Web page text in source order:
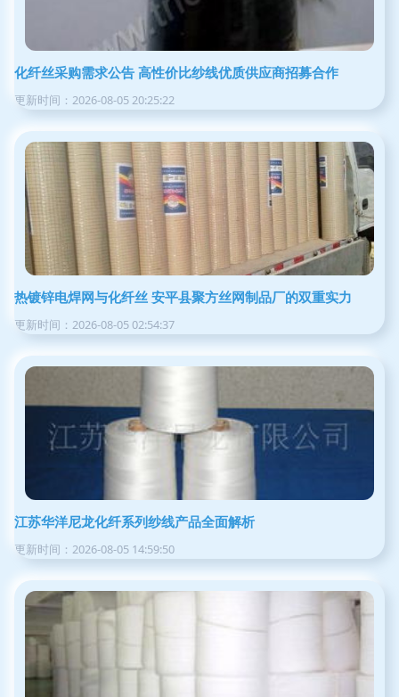
化纤丝采购需求公告 高性价比纱线优质供应商招募合作
更新时间：2026-08-05 20:25:22
热镀锌电焊网与化纤丝 安平县聚方丝网制品厂的双重实力
更新时间：2026-08-05 02:54:37
江苏华洋尼龙化纤系列纱线产品全面解析
更新时间：2026-08-05 14:59:50